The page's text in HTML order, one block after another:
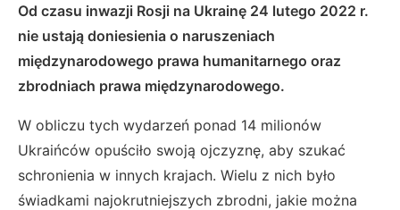
Od czasu inwazji Rosji na Ukrainę 24 lutego 2022 r.
nie ustają doniesienia o naruszeniach
międzynarodowego prawa humanitarnego oraz
zbrodniach prawa międzynarodowego.
W obliczu tych wydarzeń ponad 14 milionów
Ukraińców opuściło swoją ojczyznę, aby szukać
schronienia w innych krajach. Wielu z nich było
świadkami najokrutniejszych zbrodni, jakie można